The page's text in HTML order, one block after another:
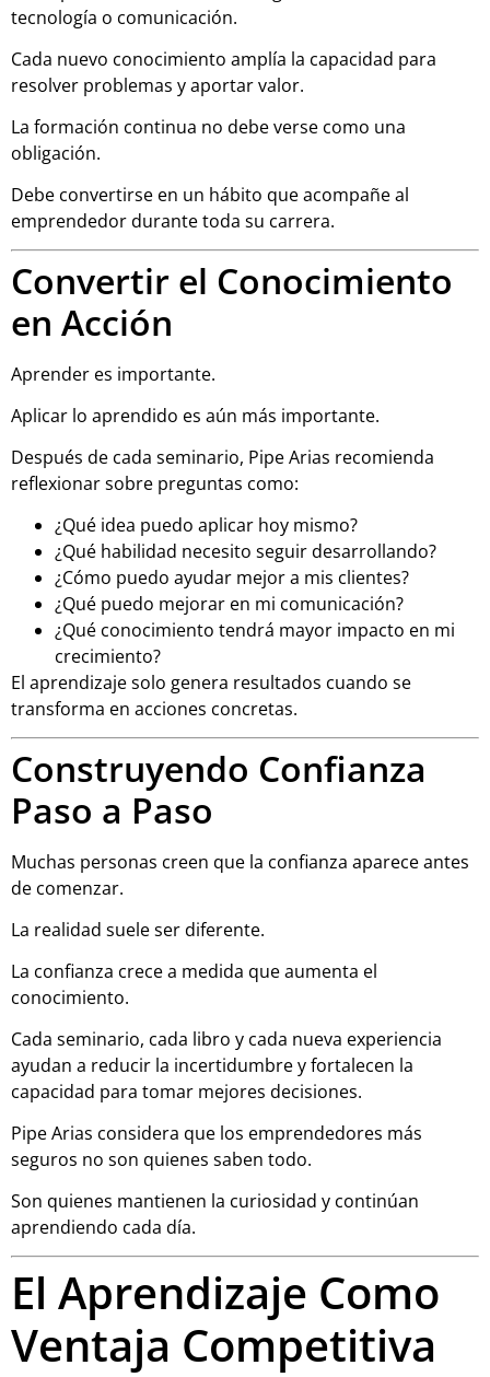
tecnología o comunicación.
Cada nuevo conocimiento amplía la capacidad para
resolver problemas y aportar valor.
La formación continua no debe verse como una
obligación.
Debe convertirse en un hábito que acompañe al
emprendedor durante toda su carrera.
Convertir el Conocimiento
en Acción
Aprender es importante.
Aplicar lo aprendido es aún más importante.
Después de cada seminario, Pipe Arias recomienda
reflexionar sobre preguntas como:
¿Qué idea puedo aplicar hoy mismo?
¿Qué habilidad necesito seguir desarrollando?
¿Cómo puedo ayudar mejor a mis clientes?
¿Qué puedo mejorar en mi comunicación?
¿Qué conocimiento tendrá mayor impacto en mi
crecimiento?
El aprendizaje solo genera resultados cuando se
transforma en acciones concretas.
Construyendo Confianza
Paso a Paso
Muchas personas creen que la confianza aparece antes
de comenzar.
La realidad suele ser diferente.
La confianza crece a medida que aumenta el
conocimiento.
Cada seminario, cada libro y cada nueva experiencia
ayudan a reducir la incertidumbre y fortalecen la
capacidad para tomar mejores decisiones.
Pipe Arias considera que los emprendedores más
seguros no son quienes saben todo.
Son quienes mantienen la curiosidad y continúan
aprendiendo cada día.
El Aprendizaje Como
Ventaja Competitiva